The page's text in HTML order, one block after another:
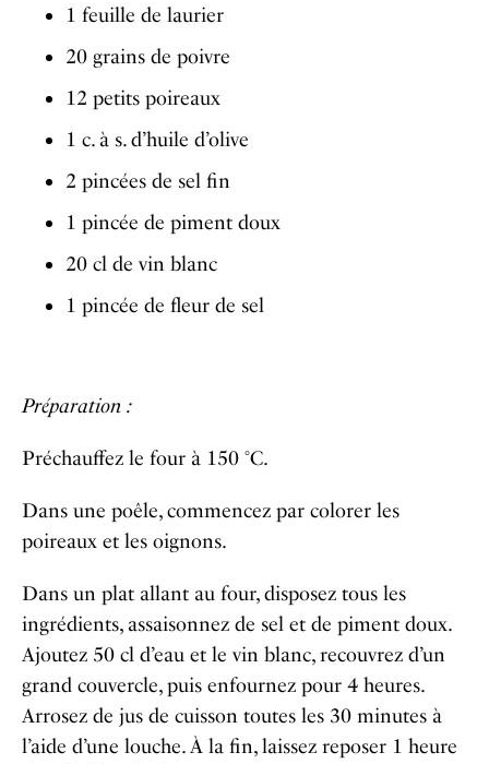
1 feuille de laurier
20 grains de poivre
12 petits poireaux
1 c. à s. d’huile d’olive
2 pincées de sel fin
1 pincée de piment doux
20 cl de vin blanc
1 pincée de fleur de sel
Préparation :
Préchauffez le four à 150 °C.
Dans une poêle, commencez par colorer les
poireaux et les oignons.
Dans un plat allant au four, disposez tous les
ingrédients, assaisonnez de sel et de piment doux.
Ajoutez 50 cl d’eau et le vin blanc, recouvrez d’un
grand couvercle, puis enfournez pour 4 heures.
Arrosez de jus de cuisson toutes les 30 minutes à
l’aide d’une louche. À la fin, laissez reposer 1 heure